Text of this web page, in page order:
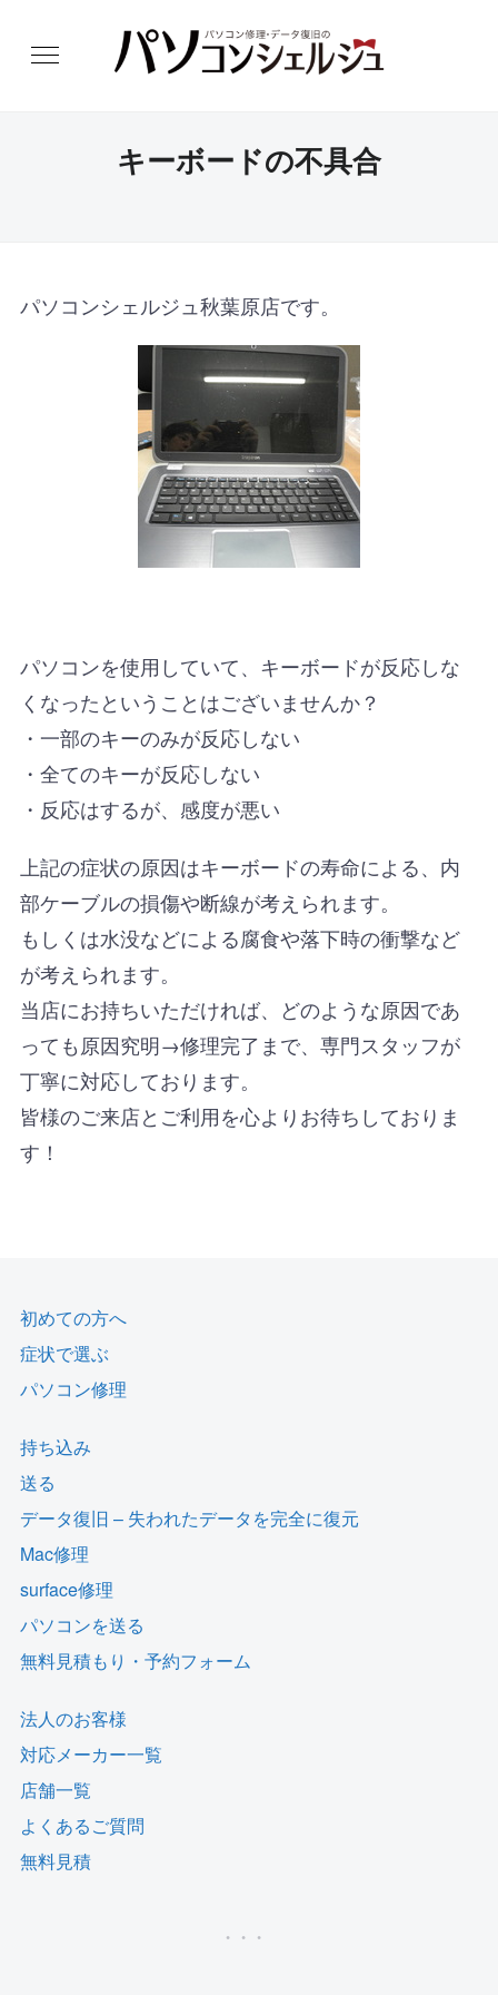
キーボードの不具合
パソコンシェルジュ秋葉原店です。
パソコンを使用していて、キーボードが反応しな
くなったということはございませんか？
・一部のキーのみが反応しない
・全てのキーが反応しない
・反応はするが、感度が悪い
上記の症状の原因はキーボードの寿命による、内
部ケーブルの損傷や断線が考えられます。
もしくは水没などによる腐食や落下時の衝撃など
が考えられます。
当店にお持ちいただければ、どのような原因であ
っても原因究明→修理完了まで、専門スタッフが
丁寧に対応しております。
皆様のご来店とご利用を心よりお待ちしておりま
す！
初めての方へ
症状で選ぶ
パソコン修理
持ち込み
送る
データ復旧 – 失われたデータを完全に復元
Mac修理
surface修理
パソコンを送る
無料見積もり・予約フォーム
法人のお客様
対応メーカー一覧
店舗一覧
よくあるご質問
無料見積